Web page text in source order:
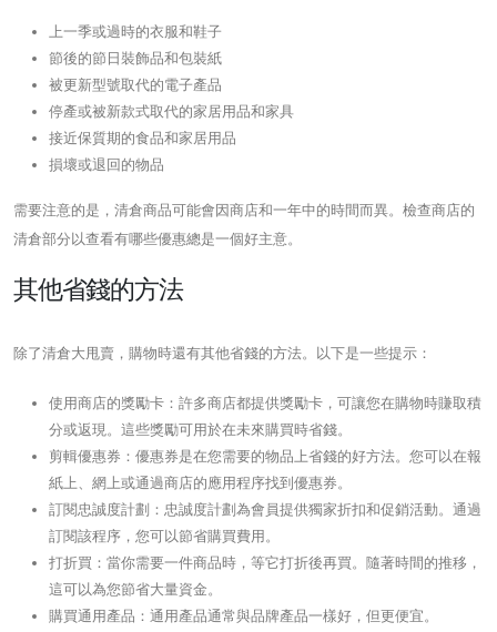
上一季或過時的衣服和鞋子
節後的節日裝飾品和包裝紙
被更新型號取代的電子產品
停產或被新款式取代的家居用品和家具
接近保質期的食品和家居用品
損壞或退回的物品
需要注意的是，清倉商品可能會因商店和一年中的時間而異。檢查商店的
清倉部分以查看有哪些優惠總是一個好主意。
其他省錢的方法
除了清倉大甩賣，購物時還有其他省錢的方法。以下是一些提示：
使用商店的獎勵卡：許多商店都提供獎勵卡，可讓您在購物時賺取積
分或返現。這些獎勵可用於在未來購買時省錢。
剪輯優惠券：優惠券是在您需要的物品上省錢的好方法。您可以在報
紙上、網上或通過商店的應用程序找到優惠券。
訂閱忠誠度計劃：忠誠度計劃為會員提供獨家折扣和促銷活動。通過
訂閱該程序，您可以節省購買費用。
打折買：當你需要一件商品時，等它打折後再買。隨著時間的推移，
這可以為您節省大量資金。
購買通用產品：通用產品通常與品牌產品一樣好，但更便宜。